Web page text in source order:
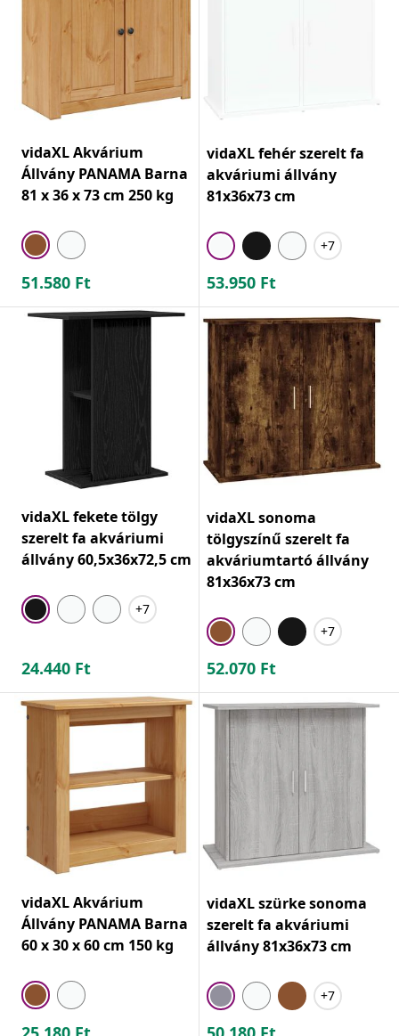
vidaXL Akvárium
Állvány PANAMA Barna
81 x 36 x 73 cm 250 kg
51.580 Ft
vidaXL fehér szerelt fa
akváriumi állvány
81x36x73 cm
+7
53.950 Ft
vidaXL fekete tölgy
szerelt fa akváriumi
állvány 60,5x36x72,5 cm
+7
24.440 Ft
vidaXL sonoma
tölgyszínű szerelt fa
akváriumtartó állvány
81x36x73 cm
+7
52.070 Ft
vidaXL Akvárium
Állvány PANAMA Barna
60 x 30 x 60 cm 150 kg
vidaXL szürke sonoma
szerelt fa akváriumi
állvány 81x36x73 cm
+7